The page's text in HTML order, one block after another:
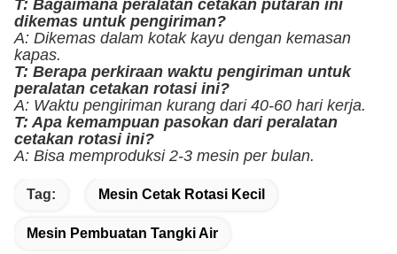
T: Bagaimana peralatan cetakan putaran ini
dikemas untuk pengiriman?
A: Dikemas dalam kotak kayu dengan kemasan
kapas.
T: Berapa perkiraan waktu pengiriman untuk
peralatan cetakan rotasi ini?
A: Waktu pengiriman kurang dari 40-60 hari kerja.
T: Apa kemampuan pasokan dari peralatan
cetakan rotasi ini?
A: Bisa memproduksi 2-3 mesin per bulan.
Tag: Mesin Cetak Rotasi Kecil
Mesin Pembuatan Tangki Air